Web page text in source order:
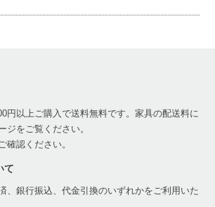
円以上ご購入で送料無料です。家具の配送料に
ジをご覧ください。
確認ください。
て
、銀行振込、代金引換のいずれかをご利用いた